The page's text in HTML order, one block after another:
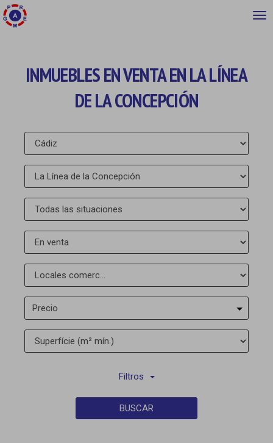
INMUEBLES EN VENTA EN LA LÍNEA
DE LA CONCEPCIÓN
Precio
Filtros
BUSCAR